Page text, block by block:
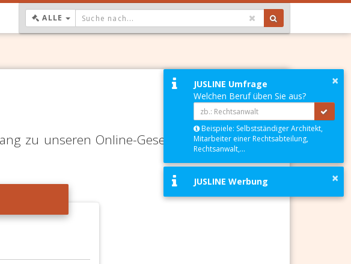
ALLE DROPDOWN: GEWÄHLTER WERT IST ALLE
zu unseren Online-Gesetze-Services und
×
JUSLINE Umfrage
Welchen Beruf üben Sie aus?
Beispiele: Selbstständiger Architekt,
Mitarbeiter einer Rechtsabteilung,
Rechtsanwalt,...
×
JUSLINE Werbung